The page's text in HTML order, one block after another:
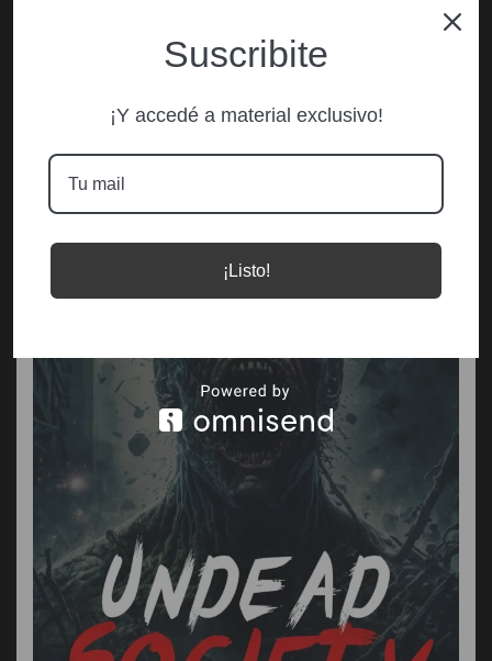
Suscribite
¡Y accedé a material exclusivo!
¡Listo!